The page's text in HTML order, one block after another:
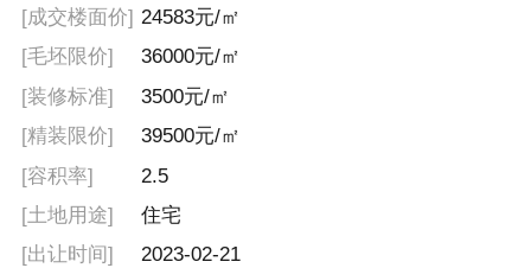
[成交楼面价] 24583元/㎡
[毛坯限价]
36000元/㎡
[装修标准]
3500元/㎡
[精装限价]
39500元/㎡
[容积率]
2.5
[土地用途]
住宅
[出让时间]
2023-02-21